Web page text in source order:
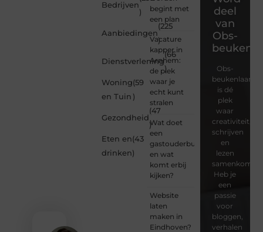
Bedrijven
)
Aanbiedingen
(225
)
Dienstverlening
(66
)
Woning
en Tuin
(59
)
Gezondheid
(47
)
Eten en
drinken
(43
)
begint met
een plan
Vacature
kapper in
Arnhem:
de plek
waar je
echt kunt
stralen
Wat doet
een
gastouderbureau
en wat
komt erbij
kijken?
Website
laten
maken in
Eindhoven?
deel
van
Obs-
Obs-
beukenlaan.nl
is dé
plek
waar
creativiteit,
schrijven
en
lezen
samenkomen.
Heb je
een
passie
voor
bloggen,
verhalen